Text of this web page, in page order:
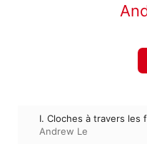
I. Cloches à travers les
Andrew Le